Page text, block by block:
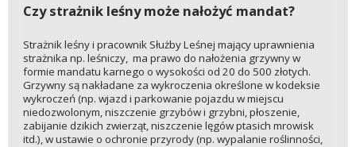
Czy strażnik leśny może nałożyć mandat?
Strażnik leśny i pracownik Służby Leśnej mający uprawnienia
strażnika np. leśniczy, ma prawo do nałożenia grzywny w
formie mandatu karnego o wysokości od 20 do 500 złotych.
Grzywny są nakładane za wykroczenia określone w kodeksie
wykroczeń (np. wjazd i parkowanie pojazdu w miejscu
niedozwolonym, niszczenie grzybów i grzybni, płoszenie,
zabijanie dzikich zwierząt, niszczenie lęgów ptasich mrowisk
itd.), w ustawie o ochronie przyrody (np. wypalanie roślinności,